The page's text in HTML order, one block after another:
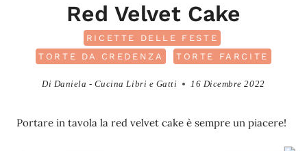
Red Velvet Cake
RICETTE DELLE FESTE
TORTE DA CREDENZA
TORTE FARCITE
Di Daniela - Cucina Libri e Gatti 16 Dicembre 2022
Portare in tavola la red velvet cake è sempre un piacere!